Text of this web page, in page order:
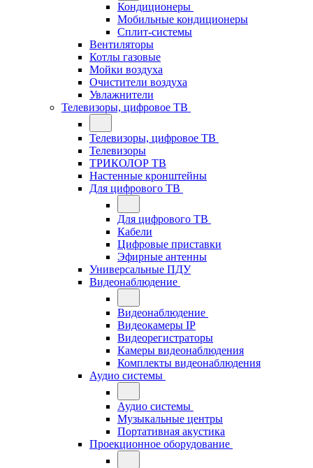
Кондиционеры
Мобильные кондиционеры
Сплит-системы
Вентиляторы
Котлы газовые
Мойки воздуха
Очистители воздуха
Увлажнители
Телевизоры, цифровое ТВ
Телевизоры, цифровое ТВ
Телевизоры
ТРИКОЛОР ТВ
Настенные кронштейны
Для цифрового ТВ
Для цифрового ТВ
Кабели
Цифровые приставки
Эфирные антенны
Универсальные ПДУ
Видеонаблюдение
Видеонаблюдение
Видеокамеры IP
Видеорегистраторы
Камеры видеонаблюдения
Комплекты видеонаблюдения
Аудио системы
Аудио системы
Музыкальные центры
Портативная акустика
Проекционное оборудование